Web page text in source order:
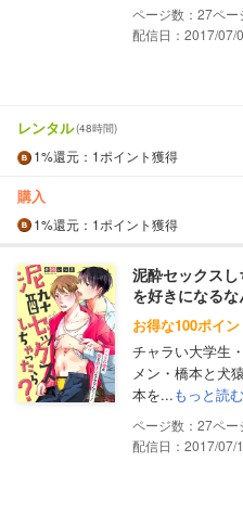
27
配信日：2017/07/
レンタル(48時間)
1%還元 ：1ポイント獲得
購入
1%還元 ：1ポイント獲得
泥酔セックス
を好きになる
お得な100ポイ
チャラい大学生
メン・橋本と犬
本を...もっと読む
27
配信日：2017/07/